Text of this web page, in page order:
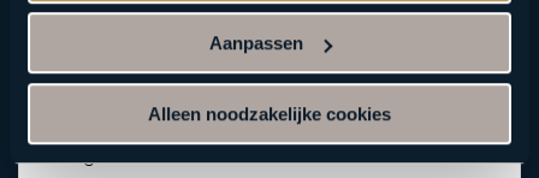
Aanpassen
Alleen noodzakelijke cookies
Onderzoek en steun
De stichting financiert wetenschappelijk
onderzoek naar het voorkomen, behandelen
en genezen van dementie. Daarnaast